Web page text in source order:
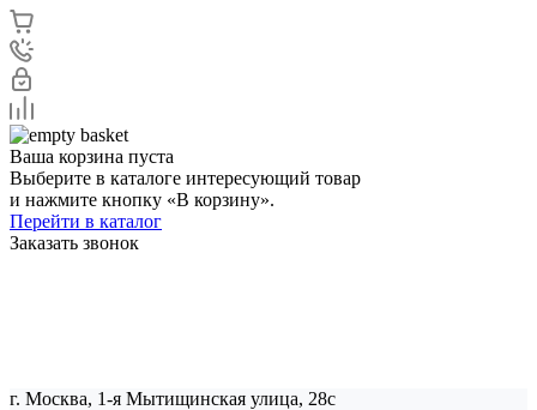
Ваша корзина пуста
Выберите в каталоге интересующий товар
и нажмите кнопку «В корзину».
Перейти в каталог
Заказать звонок
г. Москва, 1-я Мытищинская улица, 28с